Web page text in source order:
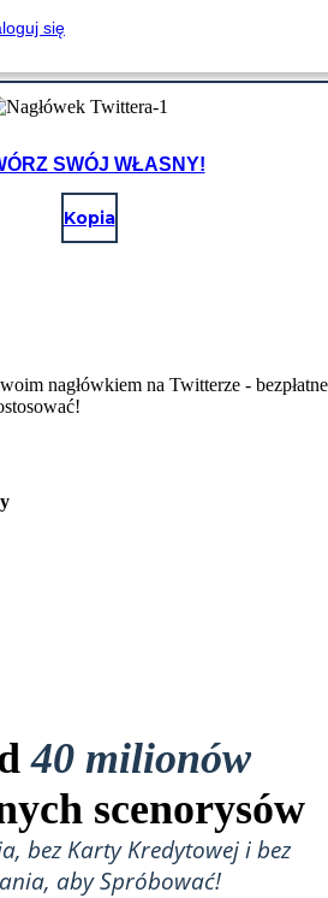
się
SWÓJ WŁASNY!
Kopia
nagłówkiem na Twitterze - bezpłatne
40 milionów
scenorysów
bez Karty Kredytowej i bez
aby Spróbować!